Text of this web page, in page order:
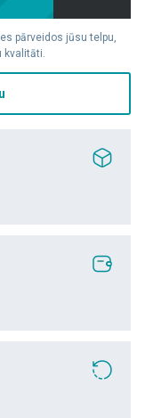
pārveidos jūsu telpu,
kvalitāti.